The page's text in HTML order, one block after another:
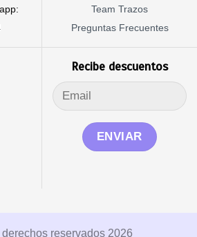
Team Trazos
Preguntas Frecuentes
Recibe descuentos
reservados 2026